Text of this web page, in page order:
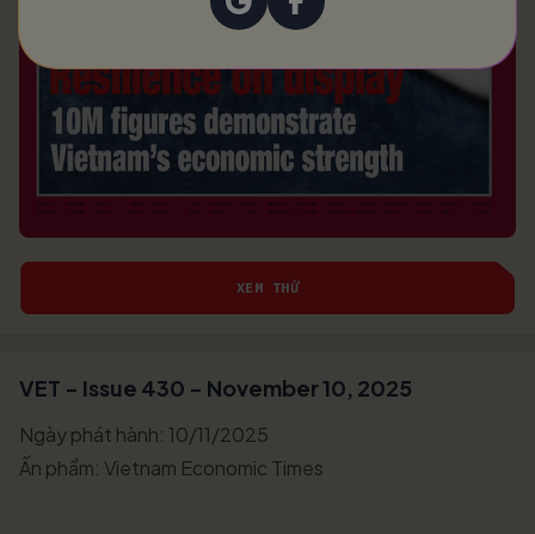
XEM THỬ
VET - Issue 430 - November 10, 2025
Ngày phát hành: 10/11/2025
Ấn phẩm: Vietnam Economic Times